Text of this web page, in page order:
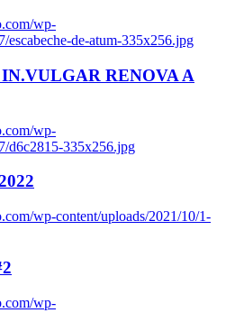
wp-
escabeche-de-atum-335x256.jpg
RENOVA A
wp-
d6c2815-335x256.jpg
wp-content/uploads/2021/10/1-
wp-